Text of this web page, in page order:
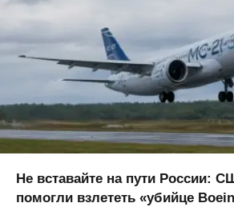
Не вставайте на пути России:
помогли взлететь «убийце